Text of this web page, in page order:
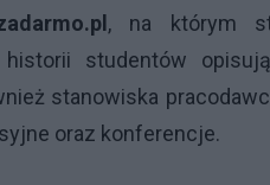
, na którym
historii studentów
stanowiska
oraz konferencje.